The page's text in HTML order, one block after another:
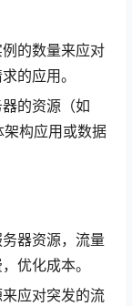
的数量来应对
的应用。
的资源（如
构应用或数据
器资源，流量
优化成本。
应对突发的流